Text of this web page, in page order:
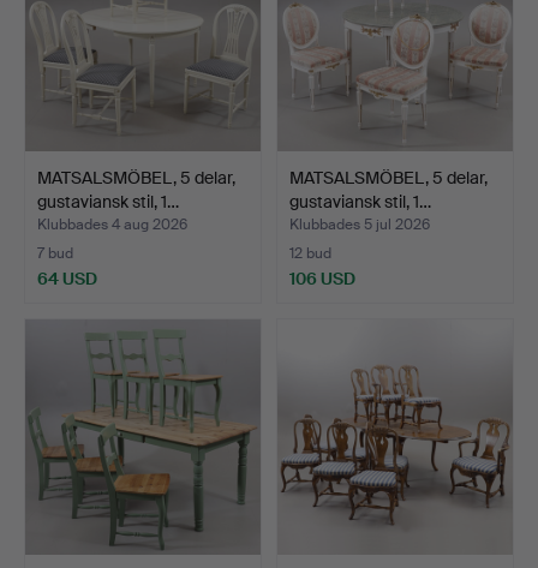
MATSALSMÖBEL, 5 delar,
gustaviansk stil, 1…
Klubbades 4 aug 2026
7 bud
64 USD
MATSALSMÖBEL, 5 delar,
gustaviansk stil, 1…
Klubbades 5 jul 2026
12 bud
106 USD